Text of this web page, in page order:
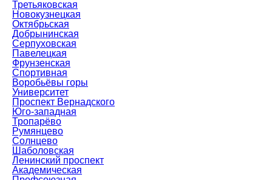
Третьяковская
Новокузнецкая
Октябрьская
Добрынинская
Серпуховская
Павелецкая
Фрунзенская
Спортивная
Воробьёвы горы
Университет
Проспект Вернадского
Юго-западная
Тропарёво
Румянцево
Солнцево
Шаболовская
Ленинский проспект
Академическая